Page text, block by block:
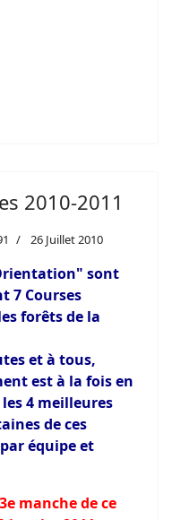
2010-2011
26 Juillet 2010
sont
7 Courses
forêts de la
et à tous,
est à la fois en
4 meilleures
de ces
équipe et
manche de ce